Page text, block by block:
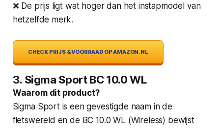
❌ De prijs ligt wat hoger dan het instapmodel van
hetzelfde merk.
CHECK PRIJS & VOORRAAD OP AMAZON.NL
3. Sigma Sport BC 10.0 WL
Waarom dit product?
Sigma Sport is een gevestigde naam in de
fietswereld en de BC 10.0 WL (Wireless) bewijst